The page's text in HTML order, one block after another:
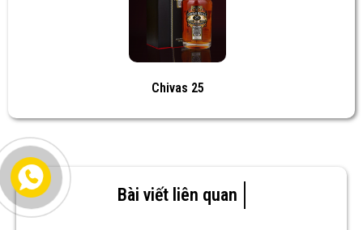
Chivas 25
Bài viết liên quan